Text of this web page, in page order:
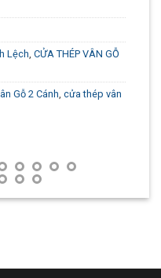
Lệch CỬA THÉP VÂN GỖ
Gỗ 2 Cánh cửa thép vân